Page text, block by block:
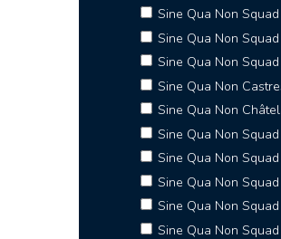
Sine Qua Non
Sine Qua Non
Sine Qua Non
Sine Qua Non
Sine Qua Non
Sine Qua Non
Sine Qua Non
Sine Qua Non
Sine Qua Non
Sine Qua Non Squad